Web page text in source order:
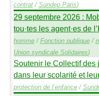
contrat/ SundepParis)
29 septembre 2026 :
tou·tes les agent·es de
homme/ Fonction publique/
Union syndicale Solidaires)
Soutenir le Collectif
dans leur scolarité et
protection de l’enfance/